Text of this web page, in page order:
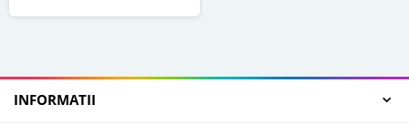
INFORMATII